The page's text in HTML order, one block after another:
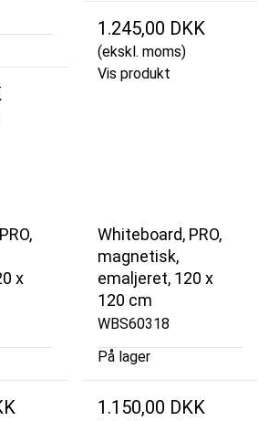
1.245,00 DKK
(ekskl. moms)
Vis produkt
x
Whiteboard, PRO,
magnetisk,
emaljeret, 120 x
120 cm
WBS60318
På lager
1.150,00 DKK